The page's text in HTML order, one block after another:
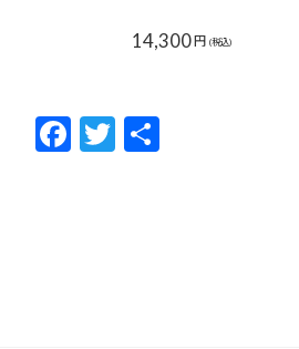
14,300円 (税込)
F
ac
T
w